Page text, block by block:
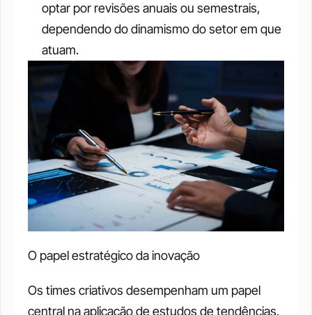
optar por revisões anuais ou semestrais,
dependendo do dinamismo do setor em que
atuam.
O papel estratégico da inovação
Os times criativos desempenham um papel
central na aplicação de estudos de tendências.